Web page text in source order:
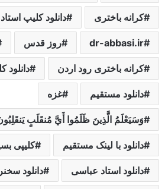
کرانه باختری دانلود کلیپ
dr-abbasi.ir روز قدس
کرانه باختری رود اردن دانلود
دانلود مستقیم غزه
وَسَيَعْلَمُ الَّذِينَ ظَلَمُوا أَيَّ مُنقَلَبٍ
دانلود با لینک مستقیم کلیپی
دانلود استاد عباسی دانلود